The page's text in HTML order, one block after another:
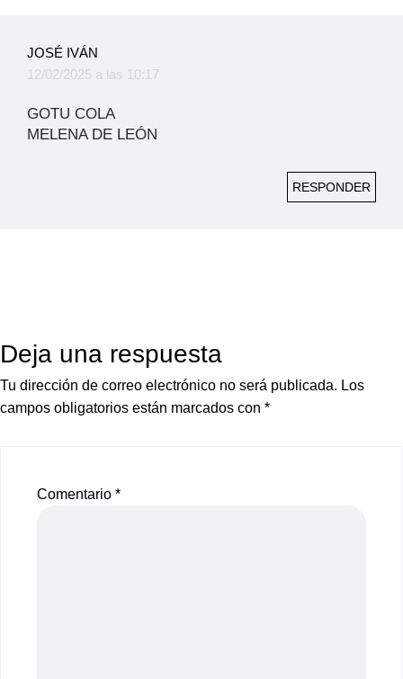
JOSÉ IVÁN
12/02/2025 a las 10:17
GOTU COLA
MELENA DE LEÓN
RESPONDER
Deja una respuesta
Tu dirección de correo electrónico no será publicada. Los
campos obligatorios están marcados con *
Comentario *